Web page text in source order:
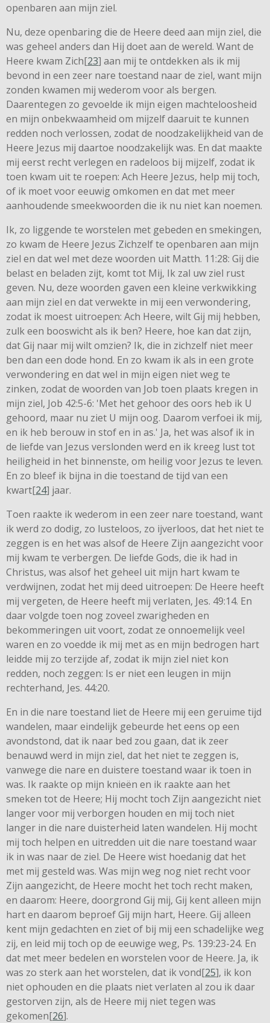
openbaren aan mijn ziel.
Nu, deze openbaring die de Heere deed aan mijn ziel, die
was geheel anders dan Hij doet aan de wereld. Want de
Heere kwam Zich[23] aan mij te ontdekken als ik mij
bevond in een zeer nare toestand naar de ziel, want mijn
zonden kwamen mij wederom voor als bergen.
Daarentegen zo gevoelde ik mijn eigen machteloosheid
en mijn onbekwaamheid om mijzelf daaruit te kunnen
redden noch verlossen, zodat de noodzakelijkheid van de
Heere Jezus mij daartoe noodzakelijk was. En dat maakte
mij eerst recht verlegen en radeloos bij mijzelf, zodat ik
toen kwam uit te roepen: Ach Heere Jezus, help mij toch,
of ik moet voor eeuwig omkomen en dat met meer
aanhoudende smeekwoorden die ik nu niet kan noemen.
Ik, zo liggende te worstelen met gebeden en smekingen,
zo kwam de Heere Jezus Zichzelf te openbaren aan mijn
ziel en dat wel met deze woorden uit Matth. 11:28: Gij die
belast en beladen zijt, komt tot Mij, Ik zal uw ziel rust
geven. Nu, deze woorden gaven een kleine verkwikking
aan mijn ziel en dat verwekte in mij een verwondering,
zodat ik moest uitroepen: Ach Heere, wilt Gij mij hebben,
zulk een booswicht als ik ben? Heere, hoe kan dat zijn,
dat Gij naar mij wilt omzien? Ik, die in zichzelf niet meer
ben dan een dode hond. En zo kwam ik als in een grote
verwondering en dat wel in mijn eigen niet weg te
zinken, zodat de woorden van Job toen plaats kregen in
mijn ziel, Job 42:5-6: 'Met het gehoor des oors heb ik U
gehoord, maar nu ziet U mijn oog. Daarom verfoei ik mij,
en ik heb berouw in stof en in as.' Ja, het was alsof ik in
de liefde van Jezus verslonden werd en ik kreeg lust tot
heiligheid in het binnenste, om heilig voor Jezus te leven.
En zo bleef ik bijna in die toestand de tijd van een
kwart[24] jaar.
Toen raakte ik wederom in een zeer nare toestand, want
ik werd zo dodig, zo lusteloos, zo ijverloos, dat het niet te
zeggen is en het was alsof de Heere Zijn aangezicht voor
mij kwam te verbergen. De liefde Gods, die ik had in
Christus, was alsof het geheel uit mijn hart kwam te
verdwijnen, zodat het mij deed uitroepen: De Heere heeft
mij vergeten, de Heere heeft mij verlaten, Jes. 49:14. En
daar volgde toen nog zoveel zwarigheden en
bekommeringen uit voort, zodat ze onnoemelijk veel
waren en zo voedde ik mij met as en mijn bedrogen hart
leidde mij zo terzijde af, zodat ik mijn ziel niet kon
redden, noch zeggen: Is er niet een leugen in mijn
rechterhand, Jes. 44:20.
En in die nare toestand liet de Heere mij een geruime tijd
wandelen, maar eindelijk gebeurde het eens op een
avondstond, dat ik naar bed zou gaan, dat ik zeer
benauwd werd in mijn ziel, dat het niet te zeggen is,
vanwege die nare en duistere toestand waar ik toen in
was. Ik raakte op mijn knieën en ik raakte aan het
smeken tot de Heere; Hij mocht toch Zijn aangezicht niet
langer voor mij verborgen houden en mij toch niet
langer in die nare duisterheid laten wandelen. Hij mocht
mij toch helpen en uitredden uit die nare toestand waar
ik in was naar de ziel. De Heere wist hoedanig dat het
met mij gesteld was. Was mijn weg nog niet recht voor
Zijn aangezicht, de Heere mocht het toch recht maken,
en daarom: Heere, doorgrond Gij mij, Gij kent alleen mijn
hart en daarom beproef Gij mijn hart, Heere. Gij alleen
kent mijn gedachten en ziet of bij mij een schadelijke weg
zij, en leid mij toch op de eeuwige weg, Ps. 139:23-24. En
dat met meer bedelen en worstelen voor de Heere. Ja, ik
was zo sterk aan het worstelen, dat ik vond[25], ik kon
niet ophouden en die plaats niet verlaten al zou ik daar
gestorven zijn, als de Heere mij niet tegen was
gekomen[26].